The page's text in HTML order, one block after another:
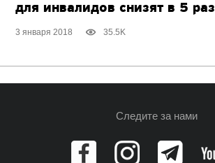
для инвалидов снизят в 5 раз
3 января 2018 35.5K
Следите за нами